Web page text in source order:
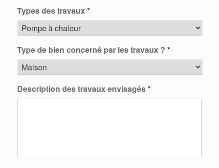
Types des travaux*
Type de bien concerné par les travaux ? *
Description des travaux envisagés*